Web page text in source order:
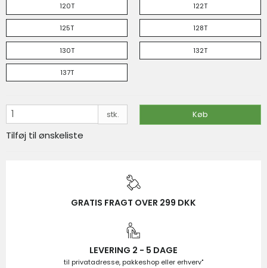
120T 122T
125T 128T
130T 132T
137T
stk. Køb
Tilføj til ønskeliste
GRATIS FRAGT OVER 299 DKK
LEVERING 2 - 5 DAGE
til privatadresse, pakkeshop eller erhverv"